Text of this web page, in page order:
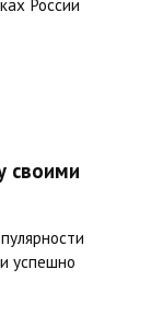
России
своими
успешно